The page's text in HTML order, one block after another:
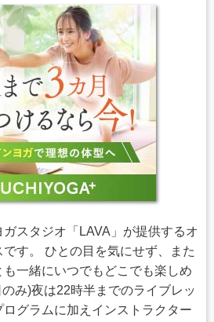
スタジオ「LAVA」が提供するオ
す。 ひとの目を気にせず、また
一緒にいつでもどこでも楽しめ
み)夜は22時半までのライブレッ
グラムに加えインストラクター